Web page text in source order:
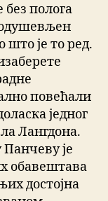
полога
одушевљен
што је то ред.
повећали
једног
Лангдона.
Панчеву је
обавештава
достојна